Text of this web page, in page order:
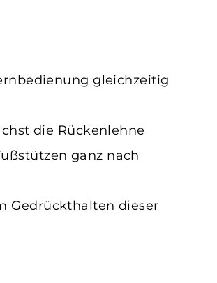
gleichzeitig
die Rückenlehne
ganz nach
Gedrückthalten dieser